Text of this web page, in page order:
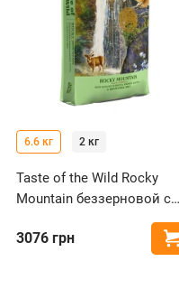
6.6 кг 2 кг
Taste of the Wild Rocky
Mountain беззерновой с
олениной и лососем для
кошек
3076 грн